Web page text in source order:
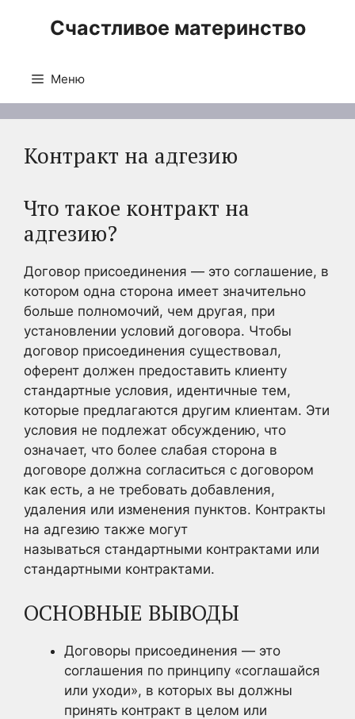
Счастливое материнство
Меню
Контракт на адгезию
Что такое контракт на
адгезию?
Договор присоединения — это соглашение, в
котором одна сторона имеет значительно
больше полномочий, чем другая, при
установлении условий договора. Чтобы
договор присоединения существовал,
оферент должен предоставить клиенту
стандартные условия, идентичные тем,
которые предлагаются другим клиентам. Эти
условия не подлежат обсуждению, что
означает, что более слабая сторона в
договоре должна согласиться с договором
как есть, а не требовать добавления,
удаления или изменения пунктов. Контракты
на адгезию также могут
называться стандартными контрактами или
стандартными контрактами.
ОСНОВНЫЕ ВЫВОДЫ
Договоры присоединения — это
соглашения по принципу «соглашайся
или уходи», в которых вы должны
принять контракт в целом или